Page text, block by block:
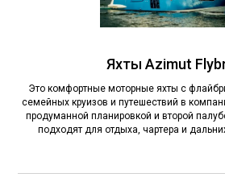
Яхты Azimut
Это комфортные моторные яхты с
семейных круизов и путешествий в
продуманной планировкой и второй
подходят для отдыха, чартера и